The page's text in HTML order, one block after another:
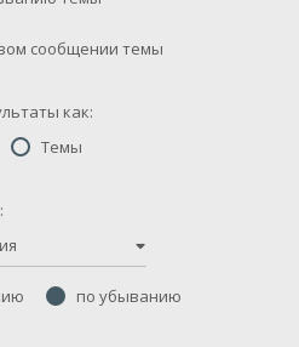
сообщении темы
как:
Темы
по убыванию